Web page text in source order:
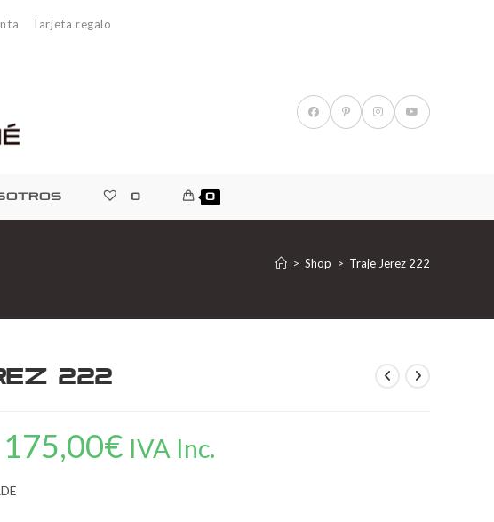
Tarjeta regalo
0 0
> Shop > Traje Jerez 222
222
175,00€ IVA Inc.